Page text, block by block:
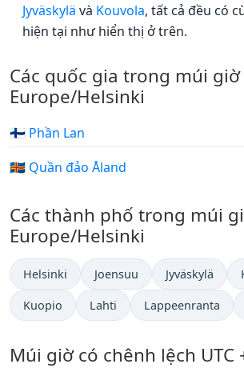
Jyväskylä và Kouvola, tất cả đều có
hiện tại như hiển thị ở trên.
Các quốc gia trong múi giờ
Europe/Helsinki
🇫🇮 Phần Lan
🇦🇽 Quần đảo Åland
Các thành phố trong múi
Europe/Helsinki
Helsinki Joensuu Jyväskylä
Kuopio Lahti Lappeenranta
Múi giờ có chênh lệch UTC